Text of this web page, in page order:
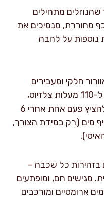
מתחילים
מחוררת, מנמיכים את
כ-30 דקות נוספות על להבה
חלקי ומעבירים
לפלטה/תנור שחומם מראש ל-110 מעלות צלזיוס,
למשך 10-12 שעות. מומלץ להציץ פעם אחת אחרי 6
מים (רק במידת הצורך,
בזהירות כל שכבה –
מגישים חם, ומופתעים
ארומטיים ומורכבים